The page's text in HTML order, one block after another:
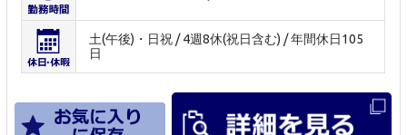
土(午後)・日祝 / 4週8休(祝日含む) / 年間休日105
日